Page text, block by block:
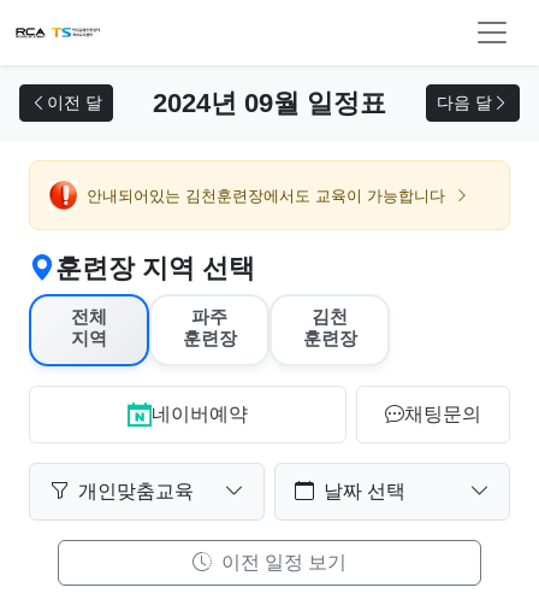
이전 달 2024년 09월 일정표 다음 달
안내되어있는 김천훈련장에서도 교육이 가능합니다
훈련장 지역 선택
전체
지역
파주
훈련장
김천
훈련장
네이버예약 채팅문의
개인맞춤교육 날짜 선택
이전 일정 보기